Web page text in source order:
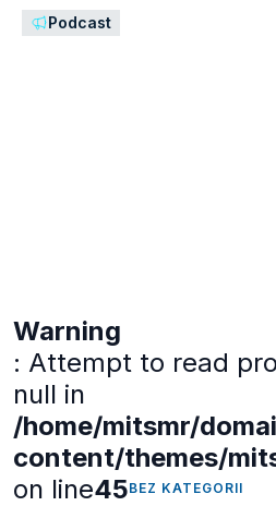
Liderzy mogą chcieć jednym
Podcast
Warning
: Attempt to read
null in
/home/mitsmr/
content/themes/
on line45BEZ KATEGORII